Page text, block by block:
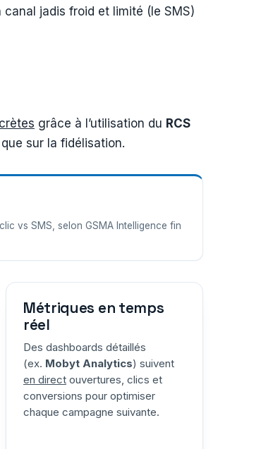
jadis froid et limité (le SMS)
grâce à l’utilisation du RCS
sur la fidélisation.
vs SMS, selon GSMA Intelligence fin
Métriques en temps
réel
Des dashboards détaillés
(ex. Mobyt Analytics) suivent
en direct ouvertures, clics et
conversions pour optimiser
chaque campagne suivante.